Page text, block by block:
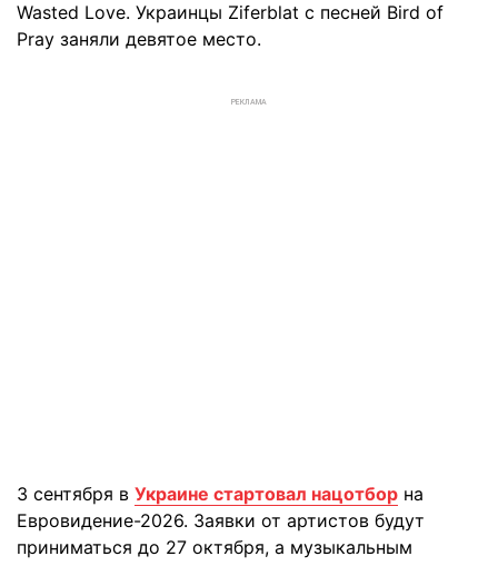
Wasted Love. Украинцы Ziferblat с песней Bird of
Pray заняли девятое место.
РЕКЛАМА
3 сентября в Украине стартовал нацотбор на
Евровидение-2026. Заявки от артистов будут
приниматься до 27 октября, а музыкальным